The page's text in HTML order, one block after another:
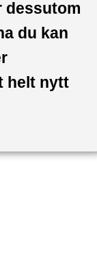
dessutom
du kan
helt nytt